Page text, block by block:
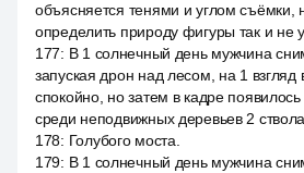
объясняется тенями и углом съёмки,
определить природу фигуры так и не
177: В 1 солнечный день мужчина
запуская дрон над лесом, на 1 взгляд
спокойно, но затем в кадре
среди неподвижных деревьев 2
178: Голубого моста.
179: В 1 солнечный день мужчина